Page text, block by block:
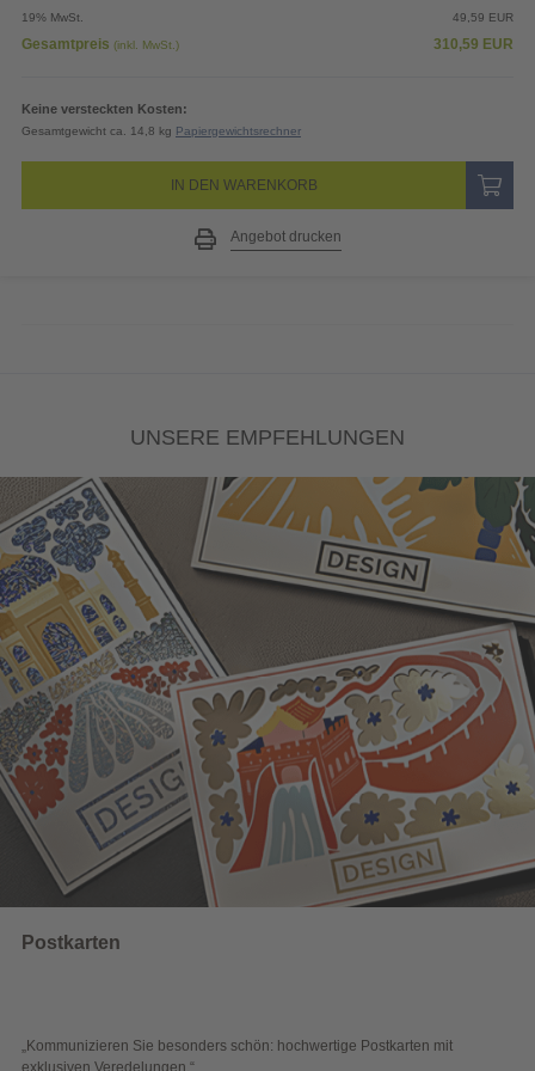
19% MwSt. 49,59 EUR
Gesamtpreis (inkl. MwSt.) 310,59 EUR
Keine versteckten Kosten:
Gesamtgewicht ca. 14,8 kg Papiergewichtsrechner
IN DEN WARENKORB
Angebot drucken
UNSERE EMPFEHLUNGEN
schön: hochwertige Postkarten mit
„Sichtbar und